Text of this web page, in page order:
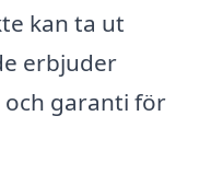
kan ta ut
erbjuder
garanti för